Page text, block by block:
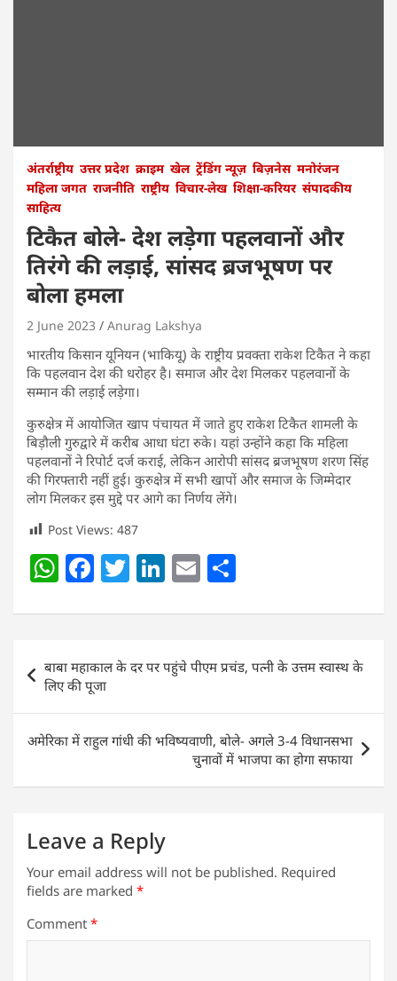
अंतर्राष्ट्रीय उत्तर प्रदेश क्राइम खेल ट्रेंडिंग न्यूज़ बिज़नेस मनोरंजन
महिला जगत राजनीति राष्ट्रीय विचार-लेख शिक्षा-करियर संपादकीय
साहित्य
टिकैत बोले- देश लड़ेगा पहलवानों और
तिरंगे की लड़ाई, सांसद ब्रजभूषण पर
बोला हमला
2 June 2023 Anurag Lakshya
भारतीय किसान यूनियन (भाकियू) के राष्ट्रीय प्रवक्ता राकेश टिकैत ने कहा
कि पहलवान देश की धरोहर है। समाज और देश मिलकर पहलवानों के
सम्मान की लड़ाई लड़ेगा।
कुरुक्षेत्र में आयोजित खाप पंचायत में जाते हुए राकेश टिकैत शामली के
बिड़ौली गुरुद्वारे में करीब आधा घंटा रुके। यहां उन्होंने कहा कि महिला
पहलवानों ने रिपोर्ट दर्ज कराई, लेकिन आरोपी सांसद ब्रजभूषण शरण सिंह
की गिरफ्तारी नहीं हुई। कुरुक्षेत्र में सभी खापों और समाज के जिम्मेदार
लोग मिलकर इस मुद्दे पर आगे का निर्णय लेंगे।
Post Views: 487
W
at
s
A
p
p
F
c
e
b
o
o
T
itt
er
Li
k
e
dI
n
E
ai
l
ar
e
navigation
बाबा महाकाल के दर पर पहुंचे पीएम प्रचंड, पत्नी के उत्तम स्वास्थ के
लिए की पूजा
अमेरिका में राहुल गांधी की भविष्यवाणी, बोले- अगले 3-4 विधानसभा
चुनावों में भाजपा का होगा सफाया
Leave a Reply
Your email address will not be published. Required
fields are marked *
Comment *